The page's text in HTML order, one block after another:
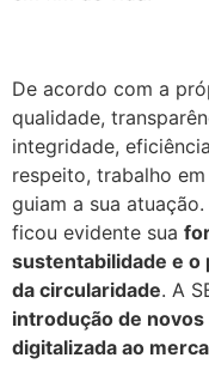
De acordo com a
qualidade,
integridade,
respeito, trabalho
guiam a sua
ficou evidente sua
sustentabilidade e o
da circularidade. A
introdução de
digitalizada ao